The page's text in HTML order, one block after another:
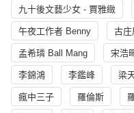
九十後文藝少女 - 賈雅緻
午夜工作者 Benny 古庄
孟希璘 Ball Mang 宋浩
李錦鴻 李鑑峰 梁
瘋中三子 羅倫斯